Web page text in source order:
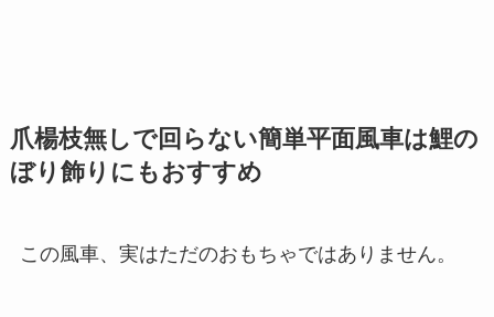
爪楊枝無しで回らない簡単平面風車は鯉の
ぼり飾りにもおすすめ
この風車、実はただのおもちゃではありません。